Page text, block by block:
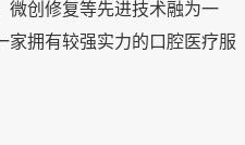
微创修复等先进技术融为一
拥有较强实力的口腔医疗服